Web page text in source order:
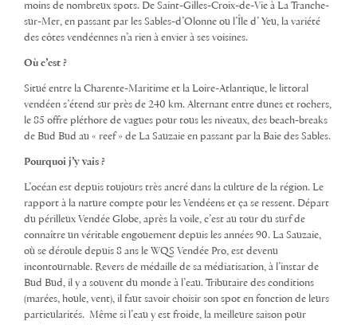
moins de nombreux spots. De Saint-Gilles-Croix-de-Vie à La Tranche-
sur-Mer, en passant par les Sables-d’Olonne ou l’Île d’ Yeu, la variété
des côtes vendéennes n’a rien à envier à ses voisines.
Où c’est ?
Situé entre la Charente-Maritime et la Loire-Atlantique, le littoral
vendéen s’étend sur près de 240 km. Alternant entre dunes et rochers,
le 85 offre pléthore de vagues pour tous les niveaux, des beach-breaks
de Bud Bud au « reef » de La Sauzaie en passant par la Baie des Sables.
Pourquoi j’y vais ?
L’océan est depuis toujours très ancré dans la culture de la région. Le
rapport à la nature compte pour les Vendéens et ça se ressent. Départ
du périlleux Vendée Globe, après la voile, c’est au tour du surf de
connaître un véritable engouement depuis les années 90. La Sauzaie,
où se déroule depuis 8 ans le WQS Vendée Pro, est devenu
incontournable. Revers de médaille de sa médiatisation, à l’instar de
Bud Bud, il y a souvent du monde à l’eau. Tributaire des conditions
(marées, houle, vent), il faut savoir choisir son spot en fonction de leurs
particularités. Même si l’eau y est froide, la meilleure saison pour